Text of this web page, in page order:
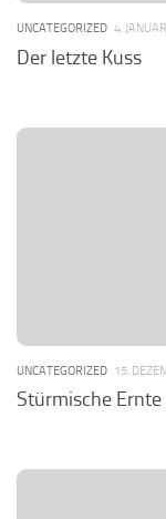
UNCATEGORIZED 4.
Der letzte Kuss
UNCATEGORIZED 15.
Stürmische Ernte